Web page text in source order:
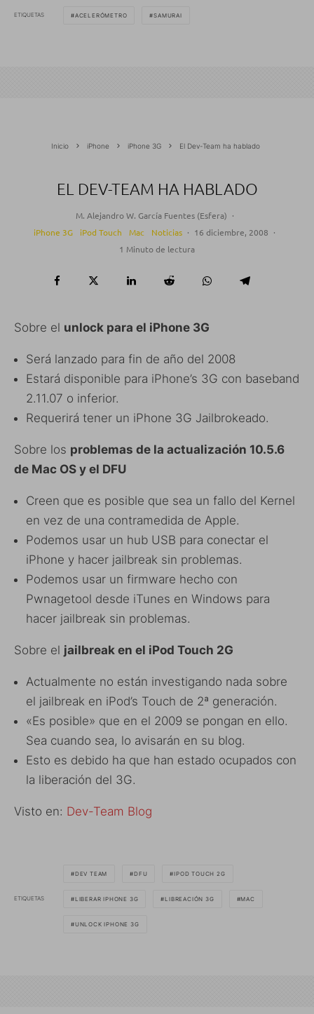
ETIQUETAS ACELERÓMETRO SAMURAI
Inicio iPhone iPhone 3G El Dev-Team ha hablado
EL DEV-TEAM HA HABLADO
M. Alejandro W. García Fuentes (Esfera) ·
iPhone 3G
iPod Touch Mac Noticias · 16 diciembre, 2008 ·
1 Minuto de lectura
Sobre el unlock para el iPhone 3G
Será lanzado para fin de año del 2008
Estará disponible para iPhone’s 3G con baseband
2.11.07 o inferior.
Requerirá tener un iPhone 3G Jailbrokeado.
Sobre los problemas de la actualización 10.5.6
de Mac OS y el DFU
Creen que es posible que sea un fallo del Kernel
en vez de una contramedida de Apple.
Podemos usar un hub USB para conectar el
iPhone y hacer jailbreak sin problemas.
Podemos usar un firmware hecho con
Pwnagetool desde iTunes en Windows para
hacer jailbreak sin problemas.
Sobre el jailbreak en el iPod Touch 2G
Actualmente no están investigando nada sobre
el jailbreak en iPod’s Touch de 2ª generación.
«Es posible» que en el 2009 se pongan en ello.
Sea cuando sea, lo avisarán en su blog.
Esto es debido ha que han estado ocupados con
la liberación del 3G.
Visto en: Dev-Team Blog
ETIQUETAS
DEV TEAM DFU IPOD TOUCH 2G
LIBERAR IPHONE 3G LIBREACIÓN 3G MAC
UNLOCK IPHONE 3G